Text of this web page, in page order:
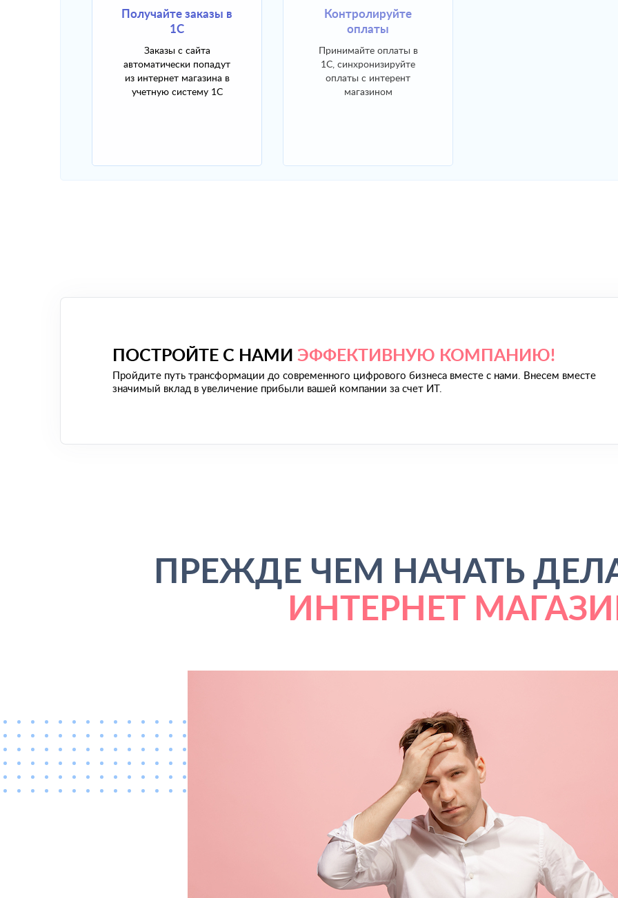
Получайте заказы в
1С
Заказы с сайта
автоматически попадут
из интернет магазина в
учетную систему 1С
Контролируйте
оплаты
Принимайте оплаты в
1С, синхронизируйте
оплаты с интерент
магазином
ПОСТРОЙТЕ С НАМИ ЭФФЕКТИВНУЮ КОМПАНИЮ!
Пройдите путь трансформации до современного цифрового бизнеса вместе с нами. Внесем вместе
значимый вклад в увеличение прибыли вашей компании за счет ИТ.
ПРЕЖДЕ ЧЕМ НАЧАТЬ
ИНТЕРНЕТ